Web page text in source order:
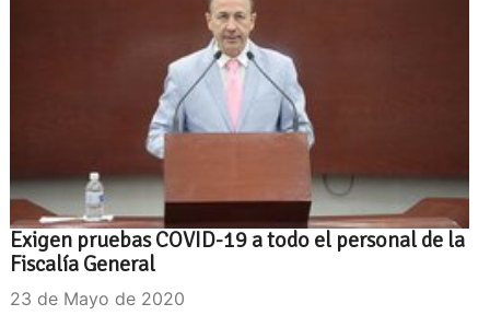
Exigen pruebas COVID-19 a todo el personal de la
Fiscalía General
23 de Mayo de 2020